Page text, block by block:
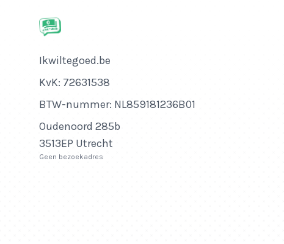
Bedrijfsnaam
Ikwiltegoed.be
KvK-nummer
KvK: 72631538
Btw-nummer
BTW-nummer: NL859181236B01
Adres
Oudenoord 285b
3513EP Utrecht
Geen bezoekadres